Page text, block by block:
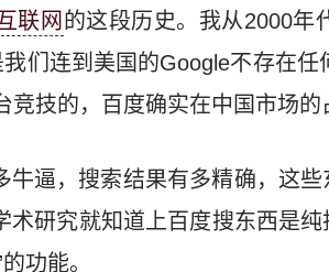
互联网 的这段历史。我从2000年
我们连到美国的Google不存在
技的，百度确实在中国市场的
逼，搜索结果有多精确，这
术研究就知道上百度搜东西是
的功能。